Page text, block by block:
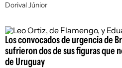
Dorival Júnior
Los convocados de urgencia de
sufrieron dos de sus figuras que
de Uruguay